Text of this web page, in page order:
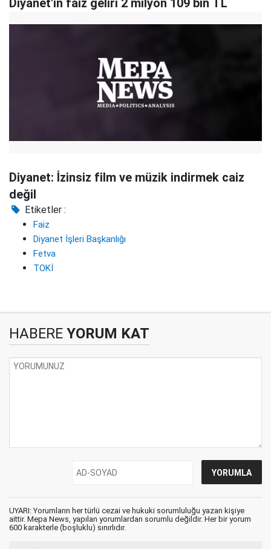
Diyanet'in faiz geliri 2 milyon 109 bin TL
Diyanet: İzinsiz film ve müzik indirmek caiz
değil
Etiketler :
Faiz
Diyanet İşleri Başkanlığı
Fetva
TOKİ
HABERE YORUM KAT
UYARI: Yorumların her türlü cezai ve hukuki sorumluluğu yazan kişiye
aittir. Mepa News, yapılan yorumlardan sorumlu değildir. Her bir yorum
600 karakterle (boşluklu) sınırlıdır.